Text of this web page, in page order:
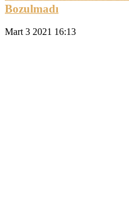
Bozulmadı
Mart 3 2021 16:13